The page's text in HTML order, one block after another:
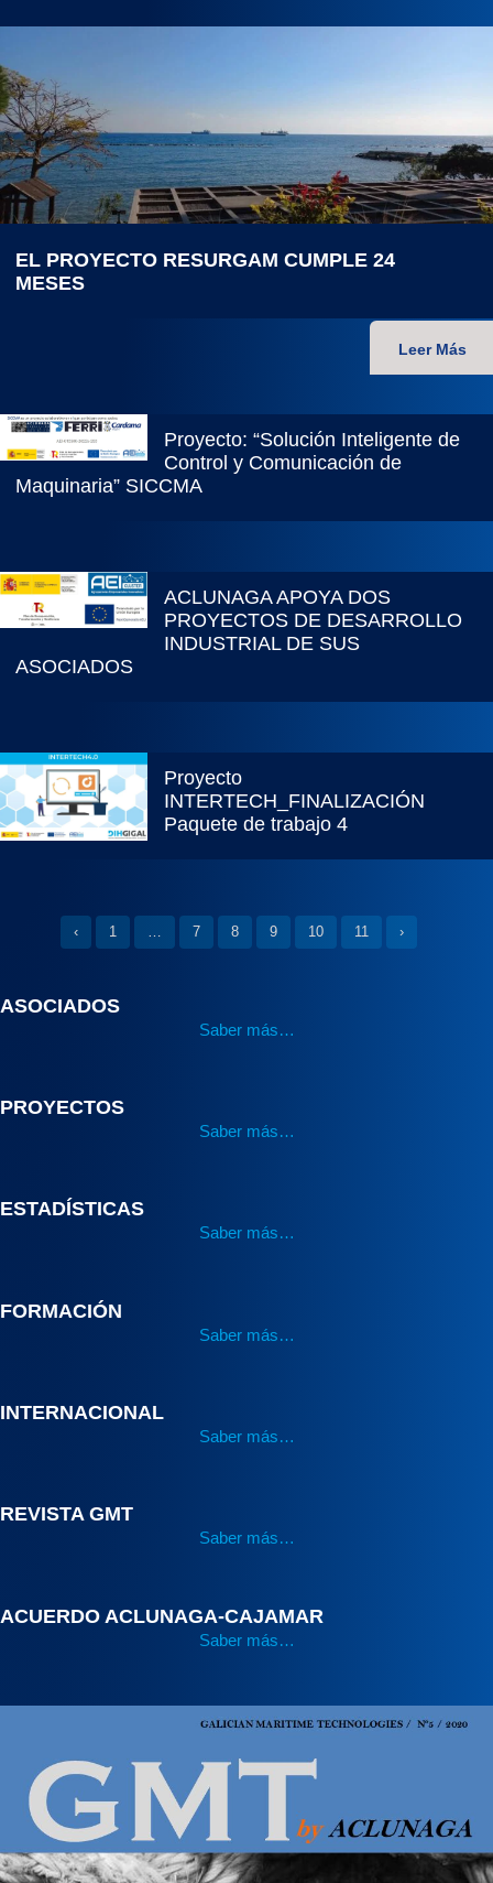
EL PROYECTO RESURGAM CUMPLE 24
MESES
Leer Más
Proyecto: “Solución Inteligente de
Control y Comunicación de
Maquinaria” SICCMA
ACLUNAGA APOYA DOS
PROYECTOS DE DESARROLLO
INDUSTRIAL DE SUS
ASOCIADOS
Proyecto
INTERTECH_FINALIZACIÓN
Paquete de trabajo 4
‹ 1 7 8 9 10 11 ›
ASOCIADOS
Saber más…
PROYECTOS
Saber más…
ESTADÍSTICAS
Saber más…
FORMACIÓN
Saber más…
INTERNACIONAL
Saber más…
REVISTA GMT
Saber más…
ACUERDO ACLUNAGA-CAJAMAR
Saber más…